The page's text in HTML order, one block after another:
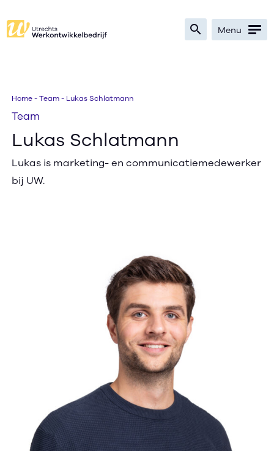
search Menu
Bedrijven
Werkzoekenden
Verwijzers
text_format Ik zoek werk
Home-Team- Lukas Schlatmann
Team
Lukas Schlatmann
Lukas is marketing- en communicatiemedewerker
bij UW.